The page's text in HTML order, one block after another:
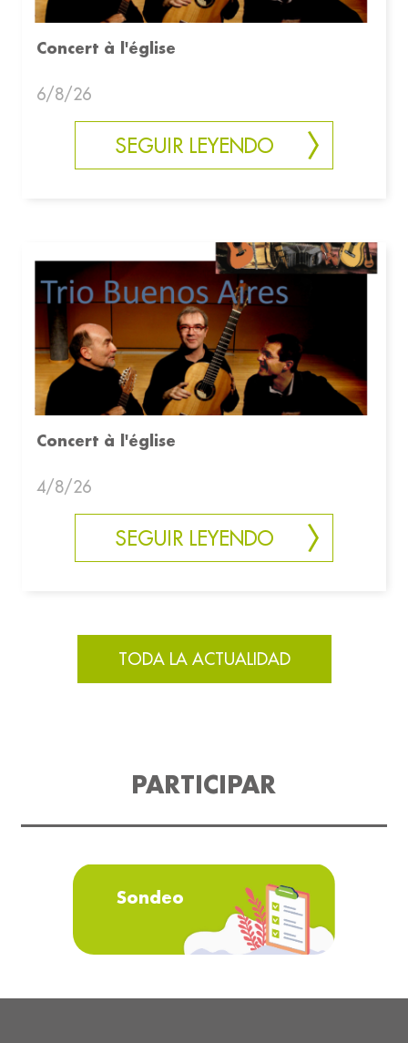
Concert à l'église
6/8/26
SEGUIR LEYENDO
Concert à l'église
4/8/26
SEGUIR LEYENDO
TODA LA ACTUALIDAD
PARTICIPAR
Sondeo